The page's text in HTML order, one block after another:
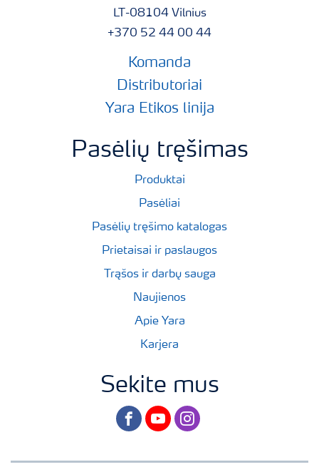
LT-08104 Vilnius
+370 52 44 00 44
Komanda
Distributoriai
Yara Etikos linija
Pasėlių tręšimas
Produktai
Pasėliai
Pasėlių tręšimo katalogas
Prietaisai ir paslaugos
Trąšos ir darbų sauga
Naujienos
Apie Yara
Karjera
Sekite mus
facebookyoutubeinstagram